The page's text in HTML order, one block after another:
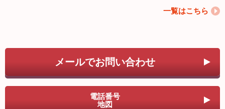
一覧はこちら
メールでお問い合わせ
電話番号
地図